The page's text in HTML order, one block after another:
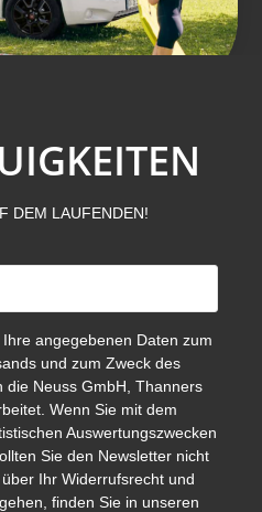
DEM LAUFENDEN!
angegebenen Daten zum
und zum Zweck des
die Neuss GmbH, Thanners
Wenn Sie mit dem
Auswertungszwecken
Sie den Newsletter nicht
Ihr Widerrufsrecht und
finden Sie in unseren